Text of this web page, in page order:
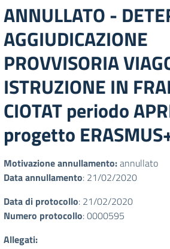
ANNULLATO -
AGGIUDICAZIONE
PROVVISORIA
ISTRUZIONE IN
CIOTAT periodo
progetto
Motivazione annullamento:annullato
Data annullamento: 21/02/2020
Data di protocollo: 21/02/2020
Numero protocollo: 0000595
Allegati: